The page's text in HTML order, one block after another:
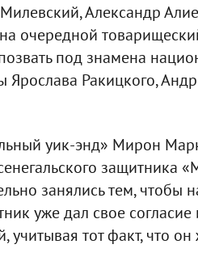
Александр
очередной
под знамена
Ракицкого,
уик-энд» Мирон
защитника
занялись тем, чтобы
уже дал свое согласие
учитывая тот факт, что